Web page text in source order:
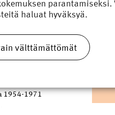
mikä on
jos siellä on
tavoin.
1954-1971
parantamiseksi.
haluat hyväksyä.
välttämättömät